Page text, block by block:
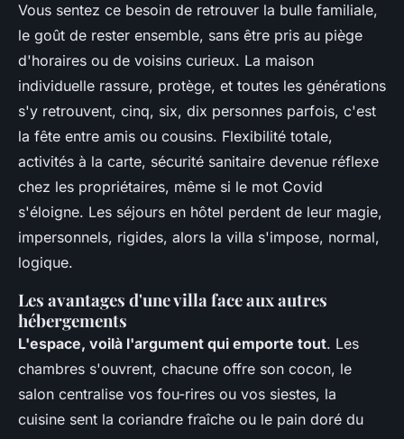
Vous sentez ce besoin de retrouver la bulle familiale,
le goût de rester ensemble, sans être pris au piège
d'horaires ou de voisins curieux. La maison
individuelle rassure, protège, et toutes les générations
s'y retrouvent, cinq, six, dix personnes parfois, c'est
la fête entre amis ou cousins. Flexibilité totale,
activités à la carte, sécurité sanitaire devenue réflexe
chez les propriétaires, même si le mot Covid
s'éloigne. Les séjours en hôtel perdent de leur magie,
impersonnels, rigides, alors la villa s'impose, normal,
logique.
Les avantages d'une villa face aux autres
hébergements
L'espace, voilà l'argument qui emporte tout. Les
chambres s'ouvrent, chacune offre son cocon, le
salon centralise vos fou-rires ou vos siestes, la
cuisine sent la coriandre fraîche ou le pain doré du